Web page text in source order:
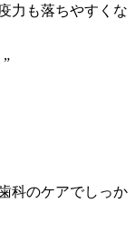
力も落ちやすくな
科のケアでしっか